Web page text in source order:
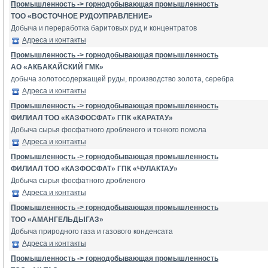
Промышленность -> горнодобывающая промышленность
ТОО «ВОСТОЧНОЕ РУДОУПРАВЛЕНИЕ»
Добыча и переработка баритовых руд и концентратов
Адреса и контакты
Промышленность -> горнодобывающая промышленность
АО «АКБАКАЙСКИЙ ГМК»
добыча золотосодержащей руды, производство золота, серебра
Адреса и контакты
Промышленность -> горнодобывающая промышленность
ФИЛИАЛ ТОО «КАЗФОСФАТ» ГПК «КАРАТАУ»
Добыча сырья фосфатного дробленого и тонкого помола
Адреса и контакты
Промышленность -> горнодобывающая промышленность
ФИЛИАЛ ТОО «КАЗФОСФАТ» ГПК «ЧУЛАКТАУ»
Добыча сырья фосфатного дробленого
Адреса и контакты
Промышленность -> горнодобывающая промышленность
ТОО «АМАНГЕЛЬДЫГАЗ»
Добыча природного газа и газового конденсата
Адреса и контакты
Промышленность -> горнодобывающая промышленность